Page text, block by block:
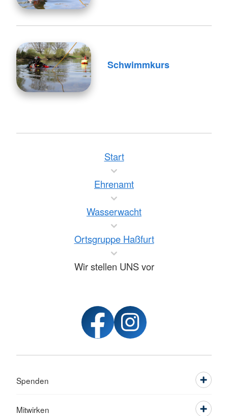
Schwimmkurs
Start
Ehrenamt
Wasserwacht
Ortsgruppe Haßfurt
Wir stellen UNS vor
Spenden
Mitwirken